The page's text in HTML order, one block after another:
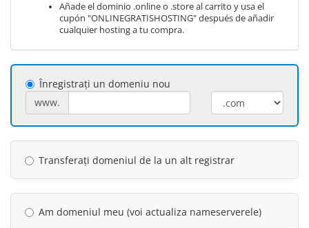
Añade el dominio .online o .store al carrito y usa el
cupón "ONLINEGRATISHOSTING" después de añadir
cualquier hosting a tu compra.
Înregistrați un domeniu nou
www.
Transferați domeniul de la un alt registrar
Am domeniul meu (voi actualiza nameserverele)